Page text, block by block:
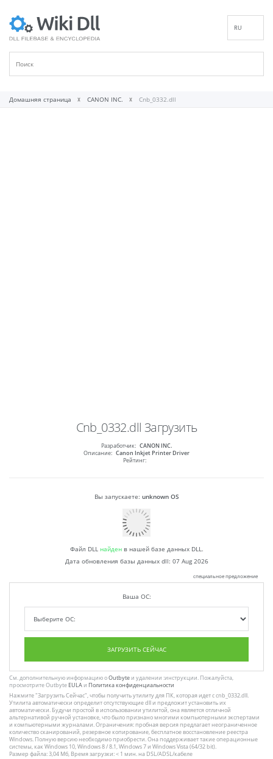
RU
Домашняя страница CANON INC. Cnb_0332.dll
Cnb_0332.dll Загрузить
Разработчик: CANON INC.
Описание: Canon Inkjet Printer Driver
Рейтинг:
Вы запускаете: unknown OS
Файл DLL найденв нашей базе данных DLL.
Дата обновления базы данных dll: 07 Aug 2026
специальное предложение
Ваша ОС:
ЗАГРУЗИТЬ СЕЙЧАС
См. дополнительную информацию оOutbyteи удалении :инструкции. Пожалуйста,
просмотрите Outbyte EULAи Политика конфиденциальности
Нажмите"Загрузить Сейчас", чтобы получить утилиту для ПК, которая идет с cnb_0332.dll.
Утилита автоматически определит отсутствующие dll и предложит установить их
автоматически. Будучи простой в использовании утилитой, она является отличной
альтернативой ручной установке, что было признано многими компьютерными экспертами
и компьютерными журналами. Ограничения: пробная версия предлагает неограниченное
количество сканирований, резервное копирование, бесплатное восстановление реестра
Windows. Полную версию необходимо приобрести. Она поддерживает такие операционные
системы, как Windows 10, Windows 8 / 8.1, Windows 7 и Windows Vista (64/32 bit).
Размер файла: 3,04 Мб, Время загрузки: < 1 мин. на DSL/ADSL/кабеле